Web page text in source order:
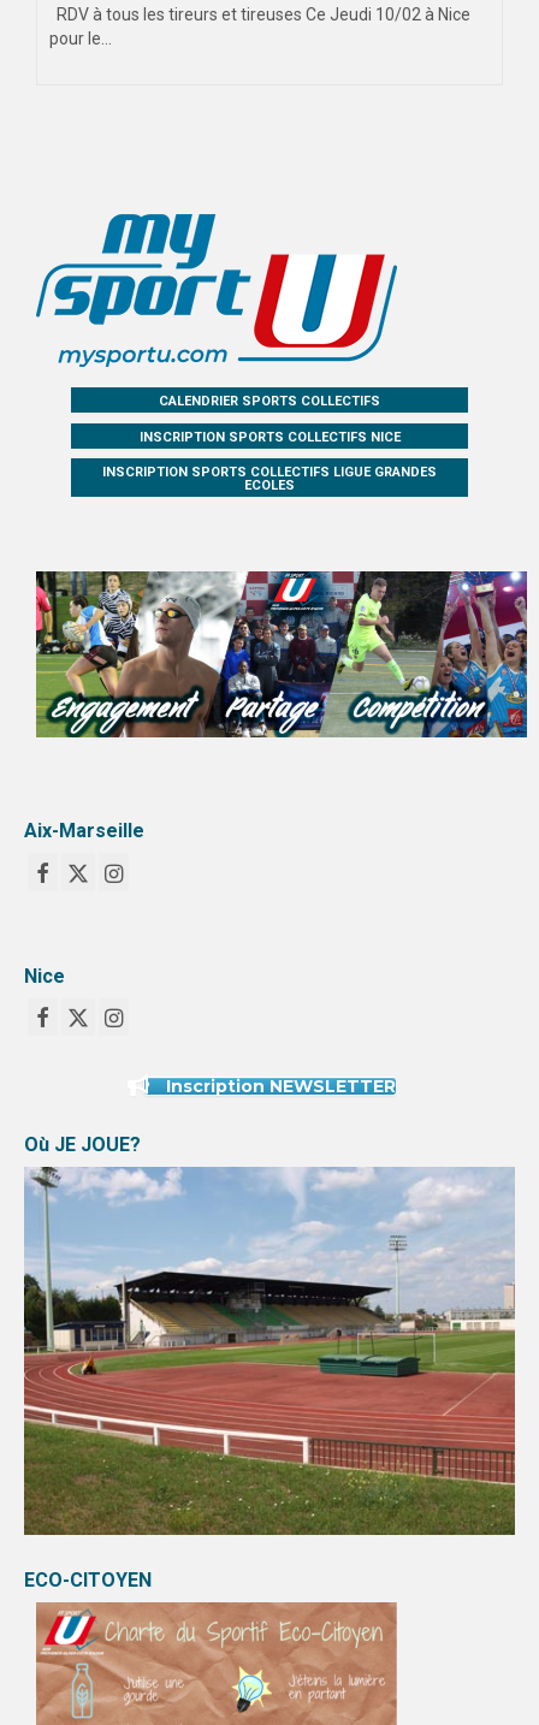
NICE
PALMARÈS
PARTENAIRES
RDV à tous les tireurs et tireuses Ce Jeudi 10/02 à Nice
pour le...
CALENDRIER SPORTS COLLECTIFS
INSCRIPTION SPORTS COLLECTIFS NICE
INSCRIPTION SPORTS COLLECTIFS LIGUE GRANDES
ECOLES
Aix-Marseille
Nice
Inscription NEWSLETTER
Où JE JOUE?
ECO-CITOYEN